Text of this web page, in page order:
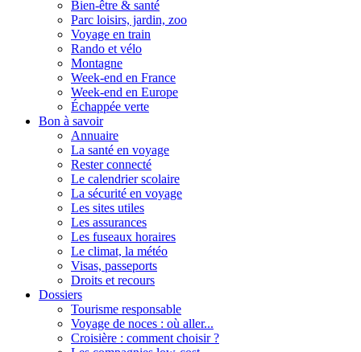
Bien-être & santé
Parc loisirs, jardin, zoo
Voyage en train
Rando et vélo
Montagne
Week-end en France
Week-end en Europe
Échappée verte
Bon à savoir
Annuaire
La santé en voyage
Rester connecté
Le calendrier scolaire
La sécurité en voyage
Les sites utiles
Les assurances
Les fuseaux horaires
Le climat, la météo
Visas, passeports
Droits et recours
Dossiers
Tourisme responsable
Voyage de noces : où aller...
Croisière : comment choisir ?